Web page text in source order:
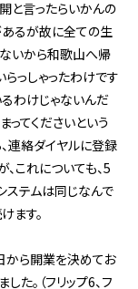
と言ったらいかんの
あるが故に全ての生
ないから和歌山へ帰
っしゃったわけです
わけじゃないんだ
ってくださいという
連絡ダイヤルに登録
これについても、5
ステムは同じなんで
ます。
から開業を決めてお
た。（フリップ6、フ